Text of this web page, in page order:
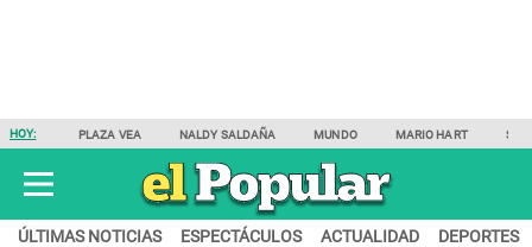
HOY: PLAZA VEA NALDY SALDAÑA MUNDO MARIO HART
ÚLTIMAS NOTICIAS ESPECTÁCULOS ACTUALIDAD DEPORTES